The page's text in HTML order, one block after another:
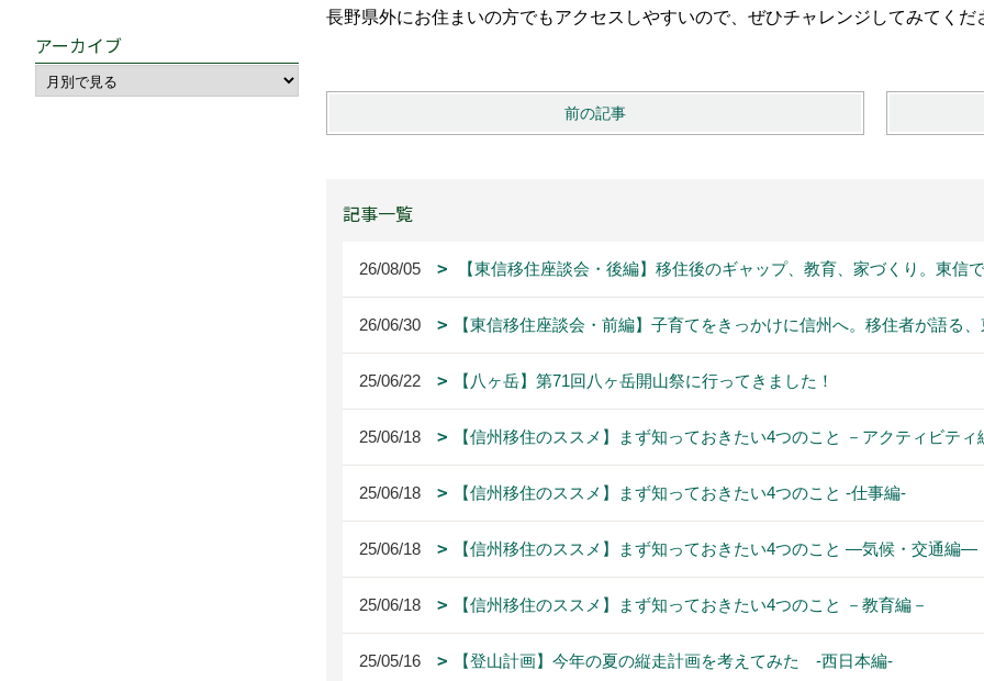
長野県外にお住まいの方でもアクセスしやすいので、ぜひチャレンジしてみてくだ
前の記事
記事一覧
26/08/05 【東信移住座談会・後編】移住後のギャップ、教育、家づくり。東信
26/06/30 【東信移住座談会・前編】子育てをきっかけに信州へ。移住者が語る
25/06/22 【八ヶ岳】第71回八ヶ岳開山祭に行ってきました！
25/06/18 【信州移住のススメ】まず知っておきたい4つのこと －アクティビティ
25/06/18 【信州移住のススメ】まず知っておきたい4つのこと -仕事編-
25/06/18 【信州移住のススメ】まず知っておきたい4つのこと ―気候・交通編―
25/06/18 【信州移住のススメ】まず知っておきたい4つのこと －教育編－
25/05/16 【登山計画】今年の夏の縦走計画を考えてみた -西日本編-
アーカイブ